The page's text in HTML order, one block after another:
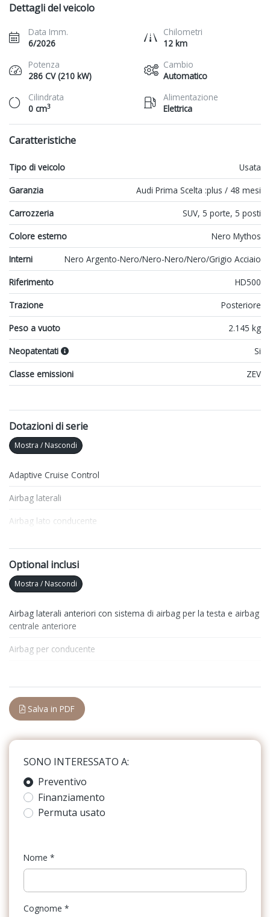
Dettagli del veicolo
Data Imm.
6/2026
Chilometri
12 km
Potenza
286 CV (210 kW)
Cambio
Automatico
Cilindrata
0 cm3
Alimentazione
Elettrica
Caratteristiche
Tipo di veicolo
Usata
Garanzia
Audi Prima Scelta :plus / 48 mesi
Carrozzeria
SUV, 5 porte, 5 posti
Colore esterno
Nero Mythos
Interni
Nero Argento-Nero/Nero-Nero/Nero/Grigio Acciaio
Riferimento
HD500
Trazione
Posteriore
Peso a vuoto
2.145 kg
Neopatentati
Si
Classe emissioni
ZEV
Dotazioni di serie
Mostra / Nascondi
Adaptive Cruise Control
Airbag laterali
Airbag lato conducente
Antifurto
Apple Car Play e Android Auto
Assistente al parcheggio
Bagagliaio apribile elettricamente
Bluetooth®
Cavo ricarica batterie
Cerchi in lega
Climatizzatore Automatico
Cristalli atermici
Optional inclusi
Mostra / Nascondi
Airbag laterali anteriori con sistema di airbag per la testa e airbag
centrale anteriore
Airbag per conducente
Amplificatore di segnale per telefonia mobile tipo 1
Appoggiabraccia centrale anteriore comfort
Assistente alla frenata
Assistente di sterzata e assistente di svolta
Attrezzi di bordo
Attrezzi di bordo con kit di riparazione pneumatici
Audi phone box
Salva in PDF
SONO INTERESSATO A:
Preventivo
Finanziamento
Permuta usato
Nome *
Cognome *